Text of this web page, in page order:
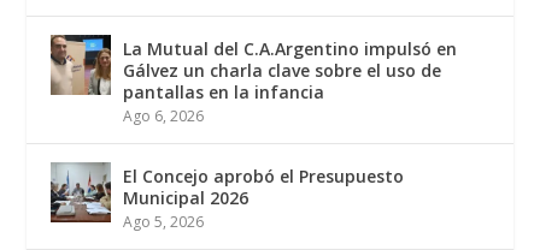
La Mutual del C.A.Argentino impulsó en
Gálvez un charla clave sobre el uso de
pantallas en la infancia
Ago 6, 2026
El Concejo aprobó el Presupuesto
Municipal 2026
Ago 5, 2026